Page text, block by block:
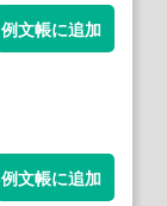
例文帳に追加
例文帳に追加